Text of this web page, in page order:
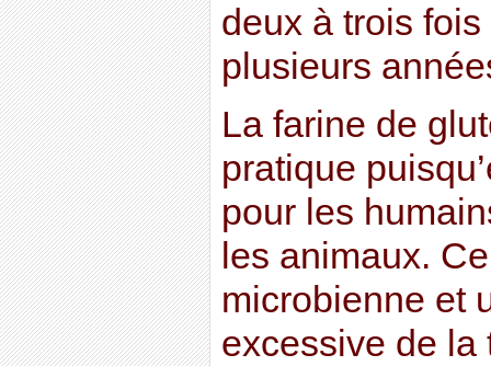
deux à trois
plusieurs
La farine de
pratique
pour les
les animaux.
microbienne et
excessive de la